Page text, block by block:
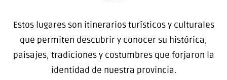
Estos lugares son itinerarios turísticos y culturales
que permiten descubrir y conocer su histórica,
paisajes, tradiciones y costumbres que forjaron la
identidad de nuestra provincia.